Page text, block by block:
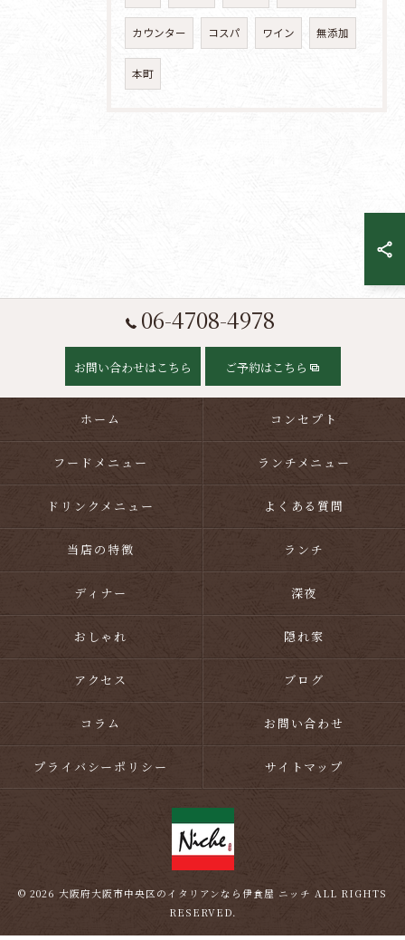
カウンター コスパ ワイン 無添加
本町
06-4708-4978
お問い合わせはこちら ご予約はこちら
ホーム コンセプト
フードメニュー ランチメニュー
ドリンクメニュー よくある質問
当店の特徴 ランチ
ディナー 深夜
おしゃれ 隠れ家
アクセス ブログ
コラム お問い合わせ
プライバシーポリシー サイトマップ
© 2026 大阪府大阪市中央区のイタリアンなら伊食屋 ニッチ ALL RIGHTS
RESERVED.